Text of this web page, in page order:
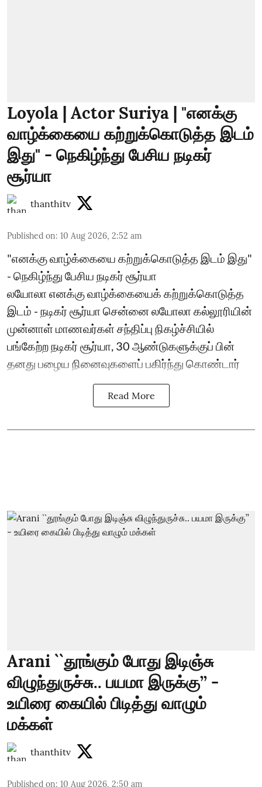
Loyola | Actor Suriya | "எனக்கு
வாழ்க்கையை கற்றுக்கொடுத்த இடம்
இது" - நெகிழ்ந்து பேசிய நடிகர்
சூர்யா
thanthitv
Published on: 10 Aug 2026, 2:52 am
"எனக்கு வாழ்க்கையை கற்றுக்கொடுத்த இடம் இது"
- நெகிழ்ந்து பேசிய நடிகர் சூர்யா
லயோலா எனக்கு வாழ்க்கையைக் கற்றுக்கொடுத்த
இடம் - நடிகர் சூர்யா சென்னை லயோலா கல்லூரியின்
முன்னாள் மாணவர்கள் சந்திப்பு நிகழ்ச்சியில்
பங்கேற்ற நடிகர் சூர்யா, 30 ஆண்டுகளுக்குப் பின்
தனது பழைய நினைவுகளைப் பகிர்ந்து கொண்டார்
Read More
Arani ``தூங்கும் போது இடிஞ்சு
விழுந்துருச்சு.. பயமா இருக்கு’’ -
உயிரை கையில் பிடித்து வாழும்
மக்கள்
thanthitv
Published on: 10 Aug 2026, 2:50 am